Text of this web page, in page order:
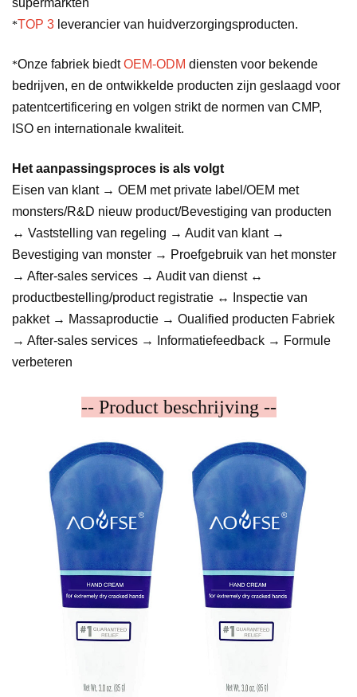
supermarkten
*TOP 3 leverancier van huidverzorgingsproducten.
*Onze fabriek biedtOEM-ODM diensten voor bekende
bedrijven, en de ontwikkelde producten zijn geslaagd voor
patentcertificering en volgen strikt de normen van CMP,
ISO en internationale kwaliteit.
Het aanpassingsproces is als volgt
Eisen van klant → OEM met private label/OEM met
monsters/R&D nieuw product/Bevestiging van producten
↔ Vaststelling van regeling → Audit van klant →
Bevestiging van monster → Proefgebruik van het monster
→ After-sales services → Audit van dienst ↔
productbestelling/product registratie ↔ Inspectie van
pakket → Massaproductie → Oualified producten Fabriek
→ After-sales services → Informatiefeedback → Formule
verbeteren
-- Product beschrijving --